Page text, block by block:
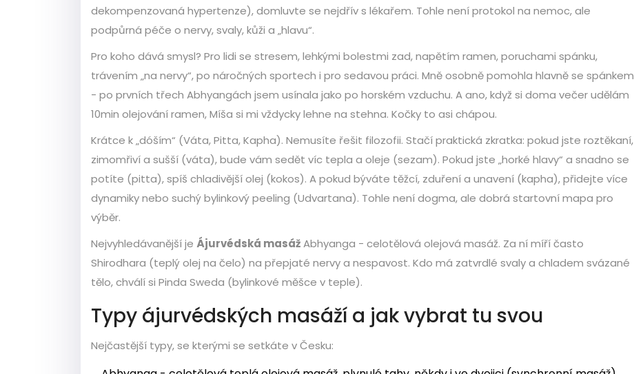
dekompenzovaná hypertenze), domluvte se nejdřív s lékařem. Tohle není protokol na nemoc, ale
podpůrná péče o nervy, svaly, kůži a „hlavu“.
Pro koho dává smysl? Pro lidi se stresem, lehkými bolestmi zad, napětím ramen, poruchami spánku,
trávením „na nervy“, po náročných sportech i pro sedavou práci. Mně osobně pomohla hlavně se spánkem
- po prvních třech Abhyangách jsem usínala jako po horském vzduchu. A ano, když si doma večer udělám
10min olejování ramen, Míša si mi vždycky lehne na stehna. Kočky to asi chápou.
Krátce k „dóším“ (Váta, Pitta, Kapha). Nemusíte řešit filozofii. Stačí praktická zkratka: pokud jste roztěkaní,
zimomřiví a sušší (váta), bude vám sedět víc tepla a oleje (sezam). Pokud jste „horké hlavy“ a snadno se
potíte (pitta), spíš chladivější olej (kokos). A pokud býváte těžcí, zduření a unavení (kapha), přidejte více
dynamiky nebo suchý bylinkový peeling (Udvartana). Tohle není dogma, ale dobrá startovní mapa pro
výběr.
Nejvyhledávanější je Ájurvédská masážAbhyanga - celotělová olejová masáž. Za ní míří často
Shirodhara (teplý olej na čelo) na přepjaté nervy a nespavost. Kdo má zatvrdlé svaly a chladem svázané
tělo, chválí si Pinda Sweda (bylinkové měšce v teple).
Typy ájurvédských masáží a jak vybrat tu svou
Nejčastější typy, se kterými se setkáte v Česku: